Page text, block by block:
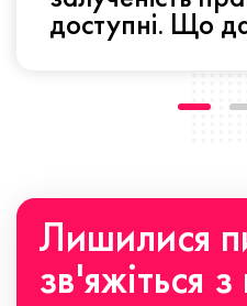
доступні. Що
Лишилися
зв'яжіться